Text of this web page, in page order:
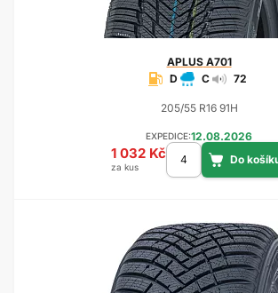
APLUSA701
D
C 72
205/55 R16 91H
EXPEDICE:12.08.2026
1 032 Kč
za kus